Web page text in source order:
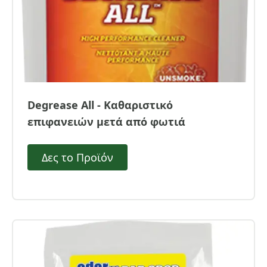
Degrease All - Καθαριστικό
επιφανειών μετά από φωτιά
Δες το Προϊόν